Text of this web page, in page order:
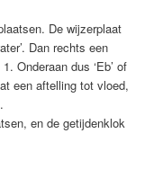
De wijzerplaat
Dan rechts een
Onderaan dus ‘Eb’ of
een aftelling tot vloed,
en de getijdenklok